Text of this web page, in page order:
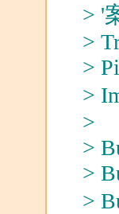
> '
>
>
>
>
>
>
>